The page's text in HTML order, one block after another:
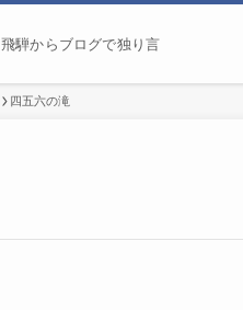
飛騨からブログで独り言
四五六の滝